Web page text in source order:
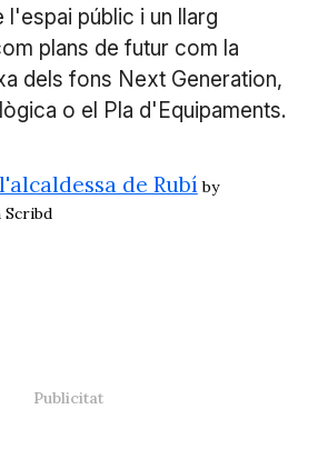
l'espai públic i un llarg
plans de futur com la
dels fons Next Generation,
o el Pla d'Equipaments.
de Rubí by
Scribd